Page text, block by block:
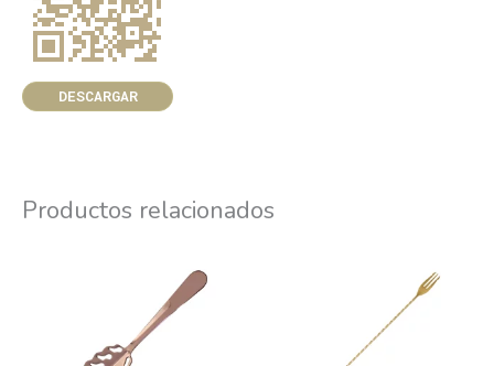
DESCARGAR
Productos relacionados